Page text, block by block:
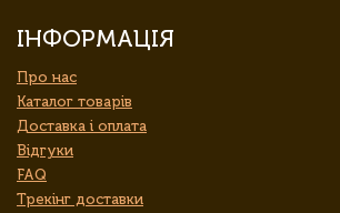
ІНФОРМАЦІЯ
Про нас
Каталог товарів
Доставка і оплата
Відгуки
FAQ
Трекінг доставки